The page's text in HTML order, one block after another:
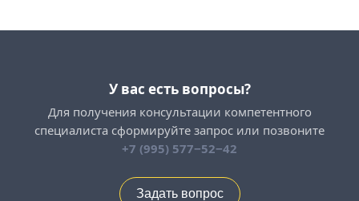
У вас есть вопросы?
Для получения консультации компетентного
специалиста сформируйте запрос или позвоните
+7 (995) 577−52−42
Задать вопрос